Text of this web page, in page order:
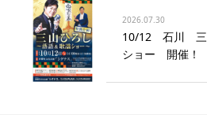
2026.07.30
10/12 石川 三
ショー 開催！